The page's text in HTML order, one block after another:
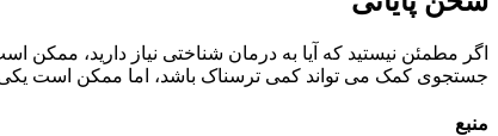
اگر مطمئن نیستید که آیا به درمان شناختی نیاز دارید،
جستجوی کمک می تواند کمی ترسناک باشد، اما ممکن است یکی از
منبع